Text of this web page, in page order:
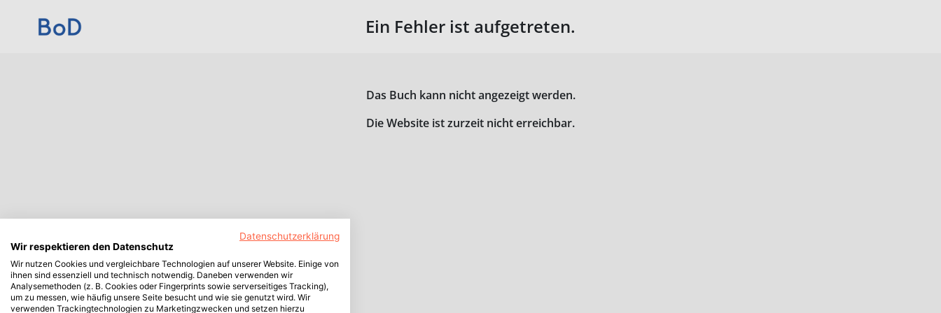
Ein Fehler ist aufgetreten.
Das Buch kann nicht angezeigt werden.
Die Website ist zurzeit nicht erreichbar.
Datenschutzerklärung
Wir respektieren den Datenschutz
Wir nutzen Cookies und vergleichbare Technologien auf unserer Website. Einige von
ihnen sind essenziell und technisch notwendig. Daneben verwenden wir
Analysemethoden (z. B. Cookies oder Fingerprints sowie serverseitiges Tracking),
um zu messen, wie häufig unsere Seite besucht und wie sie genutzt wird. Wir
verwenden Trackingtechnologien zu Marketingzwecken und setzen hierzu